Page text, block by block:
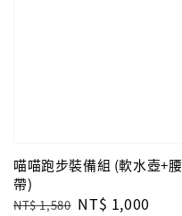
喵喵跑步裝備組 (軟水壺+腰
帶)
Regular
NT$ 1,580 Sale
NT$ 1,000